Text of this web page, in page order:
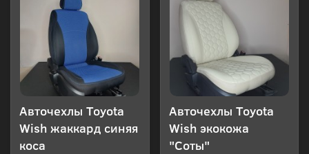
Авточехлы Toyota
Wish жаккард синяя
коса
Авточехлы Toyota
Wish экокожа
"Соты"